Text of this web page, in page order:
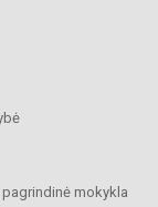
mokykla